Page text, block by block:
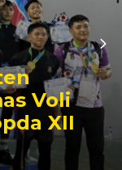
Voli
XII